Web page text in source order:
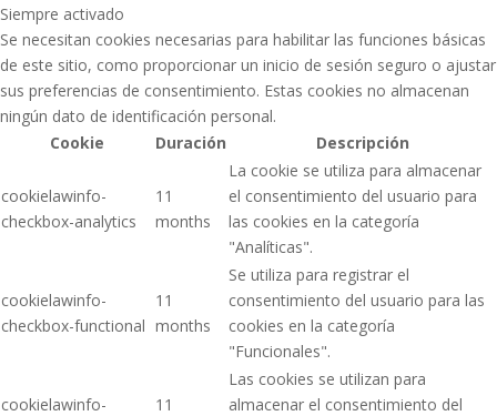
Siempre activado
Se necesitan cookies necesarias para habilitar las funciones básicas
de este sitio, como proporcionar un inicio de sesión seguro o ajustar
sus preferencias de consentimiento. Estas cookies no almacenan
ningún dato de identificación personal.
Cookie
Duración Descripción
cookielawinfo-
checkbox-analytics
11
months
La cookie se utiliza para almacenar
el consentimiento del usuario para
las cookies en la categoría
"Analíticas".
cookielawinfo-
checkbox-functional
11
months
Se utiliza para registrar el
consentimiento del usuario para las
cookies en la categoría
"Funcionales".
cookielawinfo-
11
Las cookies se utilizan para
almacenar el consentimiento del